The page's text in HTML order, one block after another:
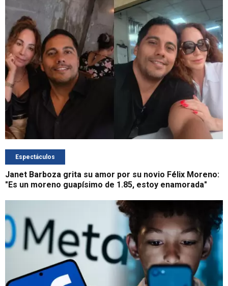
Espectáculos
Janet Barboza grita su amor por su novio Félix Moreno:
"Es un moreno guapísimo de 1.85, estoy enamorada"